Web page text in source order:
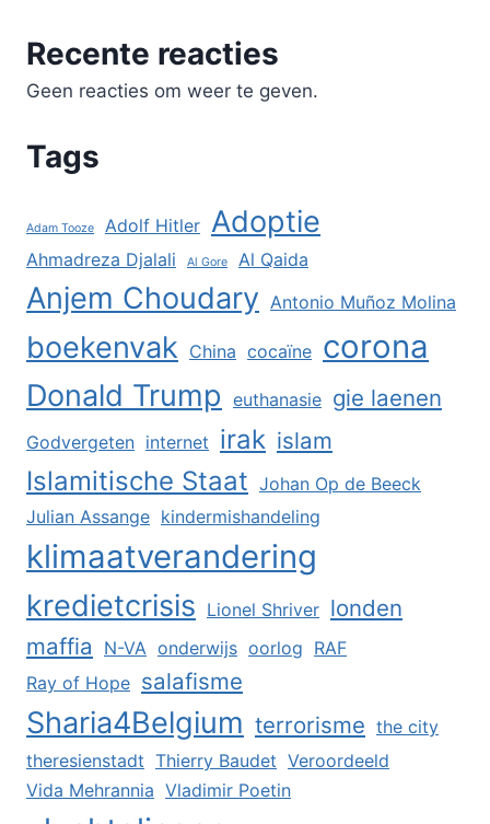
Recente reacties
Geen reacties om weer te geven.
Tags
Adam Tooze Adolf Hitler Adoptie
Ahmadreza Djalali Al Gore Al Qaida
Anjem Choudary Antonio Muñoz Molina
boekenvak China cocaïne corona
Donald Trump euthanasie gie laenen
Godvergeten internet irak islam
Islamitische Staat Johan Op de Beeck
Julian Assange kindermishandeling
klimaatverandering
kredietcrisis Lionel Shriver londen
maffia
N-VA onderwijs oorlog RAF
Ray of Hope salafisme
Sharia4Belgium terrorisme the city
theresienstadt Thierry Baudet Veroordeeld
Vida Mehrannia Vladimir Poetin